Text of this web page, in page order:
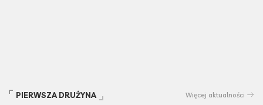
PIERWSZA DRUŻYNA Więcej aktualności